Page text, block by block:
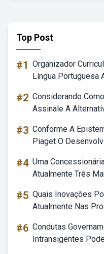
Top Post
#1 Organizador
Língua Portuguesa
#2 Considerando
Assinale A
#3 Conforme A
Piaget O
#4 Uma
Atualmente Três
#5 Quais Inovações
Atualmente Nas
#6 Condutas
Intransigentes